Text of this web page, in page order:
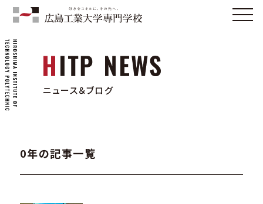
ニュース＆ブログ
0年の記事一覧